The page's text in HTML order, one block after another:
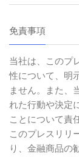
免責事項
当社は、このプ
性について、明
ません。また、
れた行動や決定
ことについて責
このプレスリリ
り、金融商品の